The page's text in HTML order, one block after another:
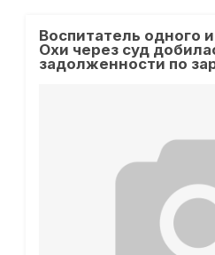
Воспитатель одного
Охи через суд
задолженности по